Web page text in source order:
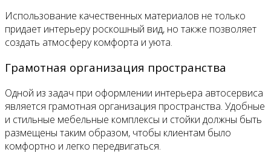
Использование качественных материалов не только
придает интерьеру роскошный вид, но также позволяет
создать атмосферу комфорта и уюта.
Грамотная организация пространства
Одной из задач при оформлении интерьера автосервиса
является грамотная организация пространства. Удобные
и стильные мебельные комплексы и стойки должны быть
размещены таким образом, чтобы клиентам было
комфортно и легко передвигаться.